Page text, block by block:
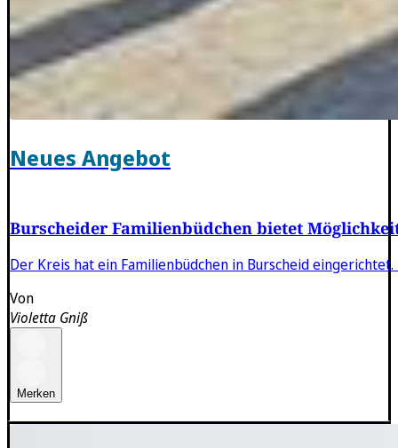
Neues Angebot
Burscheider Familienbüdchen bietet
Der Kreis hat ein Familienbüdchen in Burscheid
Von
Violetta Gniß
Merken